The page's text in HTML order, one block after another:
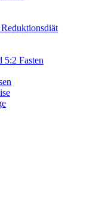
5:2 Fasten